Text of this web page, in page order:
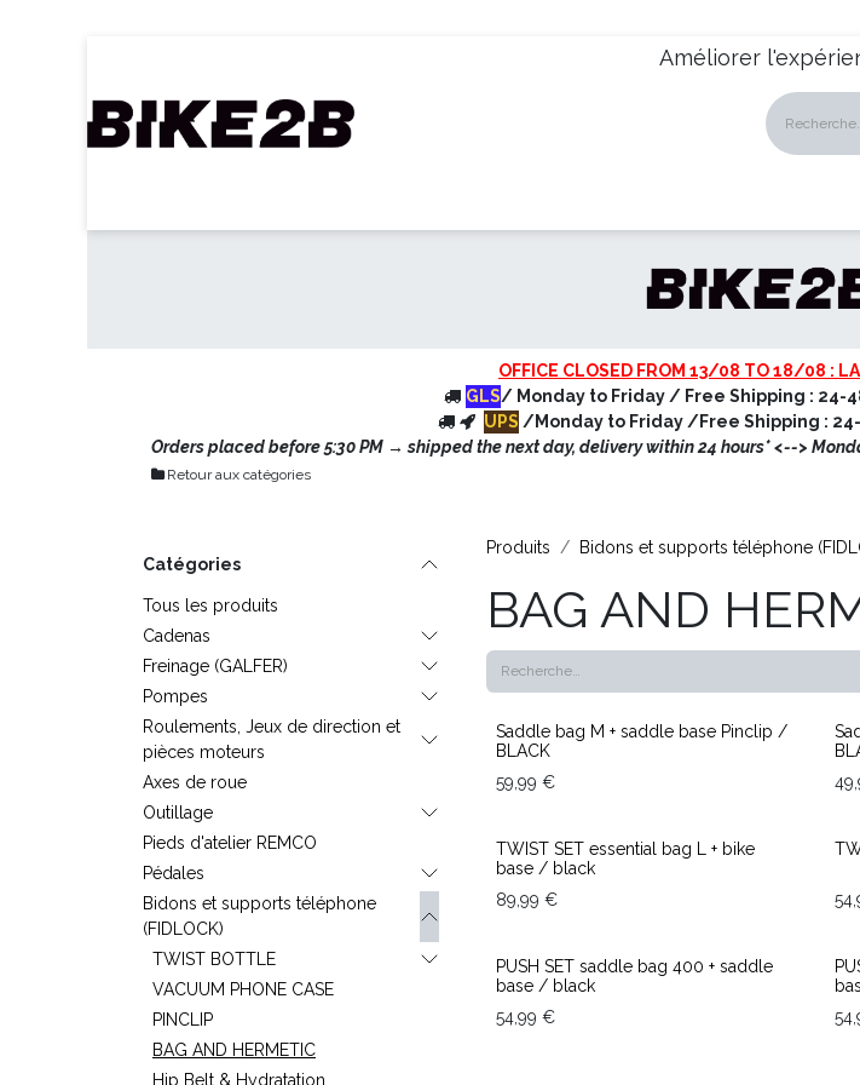
Améliorer
OFFICE CLOSED FROM 13/08 TO 18/08 :
GLS/ Monday to Friday / Free Shipping : 24-
UPS /Monday to Friday /Free Shipping : 24-
Orders placed before 5:30 PM → shipped the next day, delivery within 24 hours* <-->
Retour aux catégories
Catégories
Tous les produits
Cadenas
Freinage (GALFER)
Pompes
Roulements, Jeux de direction et
pièces moteurs
Axes de roue
Outillage
Pieds d'atelier REMCO
Pédales
Bidons et supports téléphone
(FIDLOCK)
TWIST BOTTLE
VACUUM PHONE CASE
PINCLIP
BAG AND HERMETIC
Hip Belt & Hydratation
Produits Bidons et supports téléphone
BAG AND
Saddle bag M + saddle base Pinclip /
BLACK
59,99 €
TWIST SET essential bag L + bike
base / black
89,99 €
End of stock
PUSH SET saddle bag 400 + saddle
base / black
54,99 €